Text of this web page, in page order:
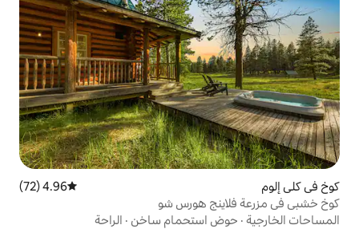
هورس شو
استحمام ساخن·الراحة